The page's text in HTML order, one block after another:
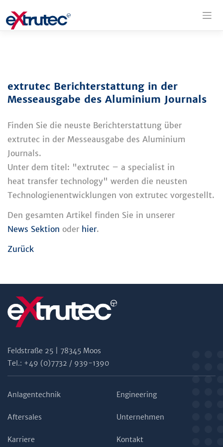
Inhalt
extrutec Berichterstattung in der
Messeausgabe des Aluminium Journals
Finden Sie die neuste Berichterstattung über
extrutec in der Messeausgabe des Aluminium
Journals.
Unter dem titel: "extrutec – a specialist in
heat transfer technology" werden die neusten
Technologienentwicklungen von extrutec vorgestellt.
Den gesamten Artikel finden Sie in unserer
News Sektion oder hier.
Zurück
Feldstraße 25 | 78345 Moos
Tel.: +49 (0)7732 / 939-1390
Anlagentechnik Engineering
Aftersales Unternehmen
Karriere Kontakt